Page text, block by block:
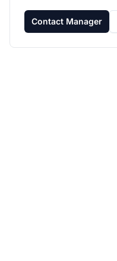
Contact Manager